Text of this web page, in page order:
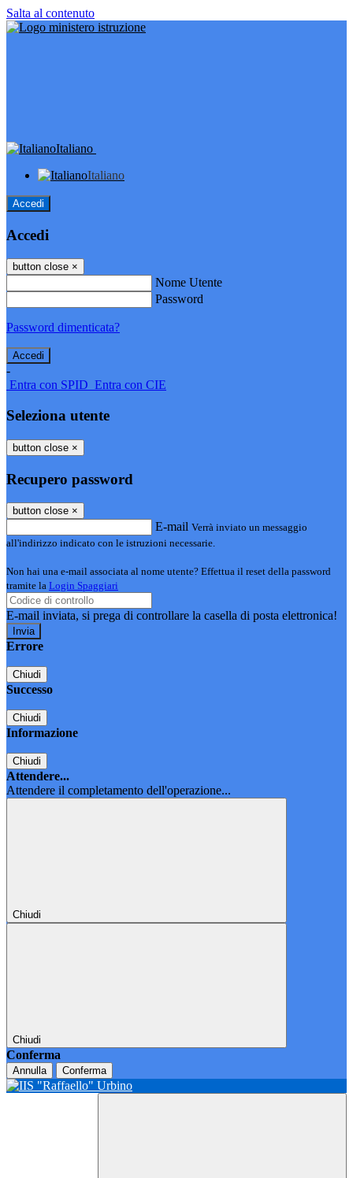
Salta al contenuto
Italiano
Italiano
Accedi
Accedi
button close ×
Nome Utente
Password
Password dimenticata?
-
Entra con SPID Entra con CIE
Seleziona utente
button close ×
Recupero password
button close ×
E-mail Verrà inviato un messaggio
all'indirizzo indicato con le istruzioni necessarie.
Non hai una e-mail associata al nome utente? Effettua il reset della password
tramite la Login Spaggiari
E-mail inviata, si prega di controllare la casella di posta elettronica!
Errore
Chiudi
Successo
Chiudi
Informazione
Chiudi
Attendere...
Attendere il completamento dell'operazione...
Chiudi
Chiudi
Conferma
Annulla Conferma